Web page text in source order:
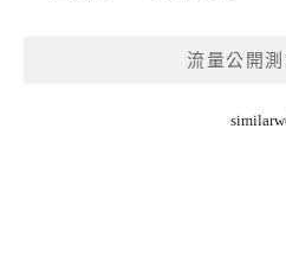
流量公開